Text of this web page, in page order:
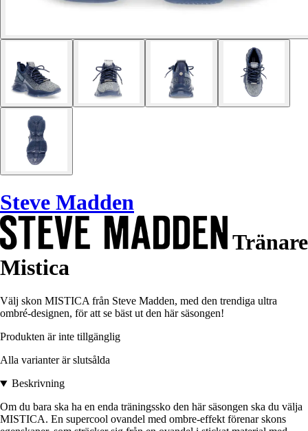
Steve Madden
Tränare
Mistica
Välj skon MISTICA från Steve Madden, med den trendiga ultra
ombré-designen, för att se bäst ut den här säsongen!
Produkten är inte tillgänglig
Alla varianter är slutsålda
Beskrivning
Om du bara ska ha en enda träningssko den här säsongen ska du välja
MISTICA. En supercool ovandel med ombre-effekt förenar skons